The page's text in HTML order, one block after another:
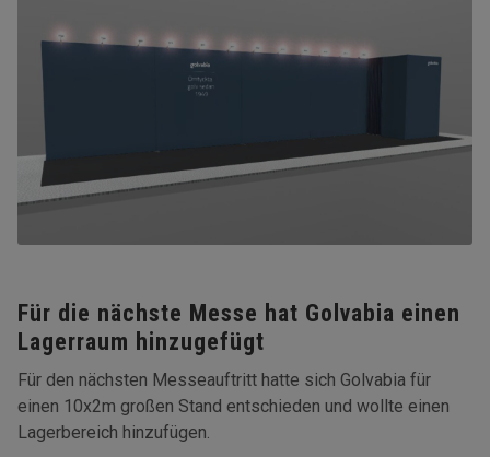
Für die nächste Messe hat Golvabia einen
Lagerraum hinzugefügt
Für den nächsten Messeauftritt hatte sich Golvabia für
einen 10x2m großen Stand entschieden und wollte einen
Lagerbereich hinzufügen.